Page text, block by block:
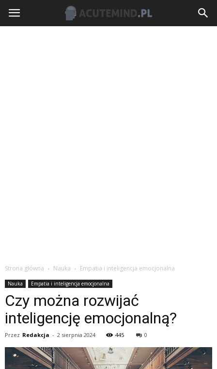
Strona główna Nauka Empatia i inteligencja emocjonalna
Nauka Empatia i inteligencja emocjonalna
Czy można rozwijać
inteligencję emocjonalną?
Przez Redakcja - 2 sierpnia 2024 445 0